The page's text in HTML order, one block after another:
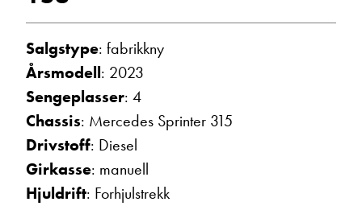
Salgstype: fabrikkny
Årsmodell: 2023
Sengeplasser: 4
Chassis: Mercedes Sprinter 315
Drivstoff: Diesel
Girkasse: manuell
Hjuldrift: Forhjulstrekk